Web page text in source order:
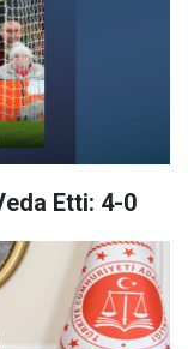
Etti: 4-0